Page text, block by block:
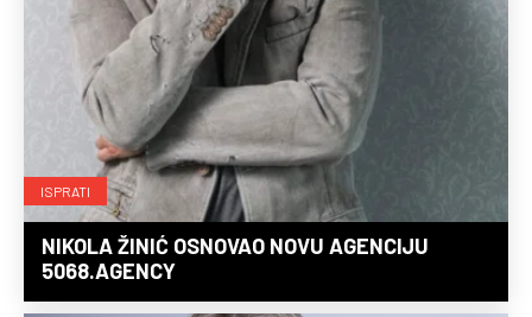
ISPRATI
NIKOLA ŽINIĆ OSNOVAO NOVU AGENCIJU
5068.AGENCY